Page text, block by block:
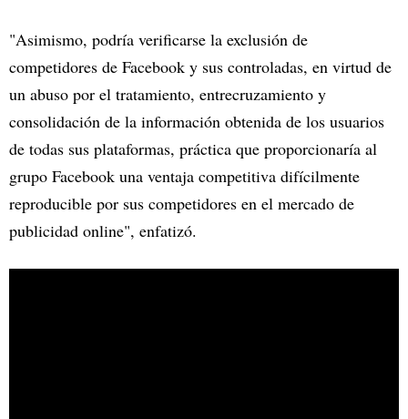
"Asimismo, podría verificarse la exclusión de
competidores de Facebook y sus controladas, en virtud de
un abuso por el tratamiento, entrecruzamiento y
consolidación de la información obtenida de los usuarios
de todas sus plataformas, práctica que proporcionaría al
grupo Facebook una ventaja competitiva difícilmente
reproducible por sus competidores en el mercado de
publicidad online", enfatizó.